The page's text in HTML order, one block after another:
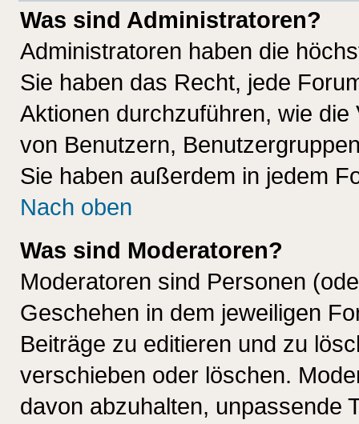
Was sind Administratoren?
Administratoren haben die
Sie haben das Recht, jede
Aktionen durchzuführen, wie
von Benutzern,
Sie haben außerdem in jedem
Nach oben
Was sind Moderatoren?
Moderatoren sind Personen
Geschehen in dem jeweiligen
Beiträge zu editieren und zu
verschieben oder löschen.
davon abzuhalten, unpassende